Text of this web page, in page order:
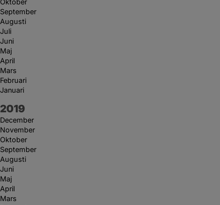
Oktober
September
Augusti
Juli
Juni
Maj
April
Mars
Februari
Januari
År:
2019
December
November
Oktober
September
Augusti
Juni
Maj
April
Mars